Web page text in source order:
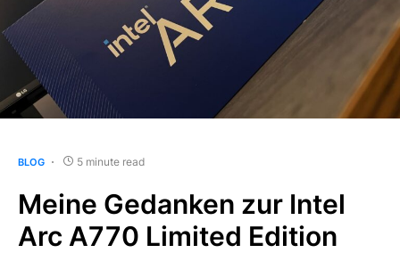
BLOG 5 minute read
Meine Gedanken zur Intel
Arc A770 Limited Edition